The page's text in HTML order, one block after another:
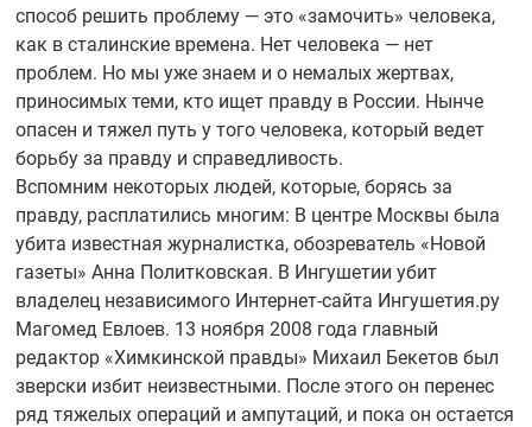
способ решить проблему — это «замочить» человека,
как в сталинские времена. Нет человека — нет
проблем. Но мы уже знаем и о немалых жертвах,
приносимых теми, кто ищет правду в России. Нынче
опасен и тяжел путь у того человека, который ведет
борьбу за правду и справедливость.
Вспомним некоторых людей, которые, борясь за
правду, расплатились многим: В центре Москвы была
убита известная журналистка, обозреватель «Новой
газеты» Анна Политковская. В Ингушетии убит
владелец независимого Интернет-сайта Ингушетия.ру
Магомед Евлоев. 13 ноября 2008 года главный
редактор «Химкинской правды» Михаил Бекетов был
зверски избит неизвестными. После этого он перенес
ряд тяжелых операций и ампутаций, и пока он остается